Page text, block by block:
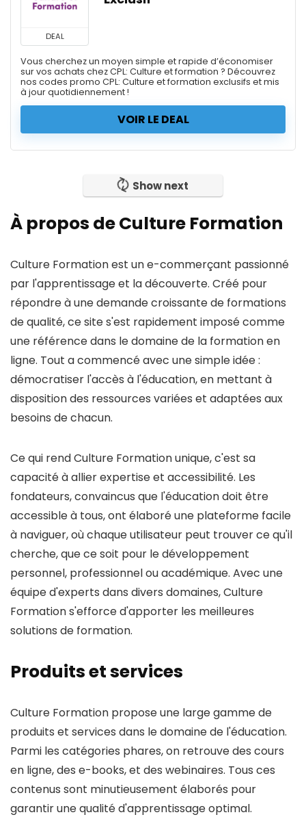
DEAL
Vous cherchez un moyen simple et rapide d’économiser
sur vos achats chez CPL: Culture et formation ? Découvrez
nos codes promo CPL: Culture et formation exclusifs et mis
à jour quotidiennement !
VOIR LE DEAL
Show next
À propos de Culture Formation
Culture Formation est un e-commerçant passionné
par l'apprentissage et la découverte. Créé pour
répondre à une demande croissante de formations
de qualité, ce site s'est rapidement imposé comme
une référence dans le domaine de la formation en
ligne. Tout a commencé avec une simple idée :
démocratiser l'accès à l'éducation, en mettant à
disposition des ressources variées et adaptées aux
besoins de chacun.
Ce qui rend Culture Formation unique, c'est sa
capacité à allier expertise et accessibilité. Les
fondateurs, convaincus que l'éducation doit être
accessible à tous, ont élaboré une plateforme facile
à naviguer, où chaque utilisateur peut trouver ce qu'il
cherche, que ce soit pour le développement
personnel, professionnel ou académique. Avec une
équipe d'experts dans divers domaines, Culture
Formation s'efforce d'apporter les meilleures
solutions de formation.
Produits et services
Culture Formation propose une large gamme de
produits et services dans le domaine de l'éducation.
Parmi les catégories phares, on retrouve des cours
en ligne, des e-books, et des webinaires. Tous ces
contenus sont minutieusement élaborés pour
garantir une qualité d'apprentissage optimal.